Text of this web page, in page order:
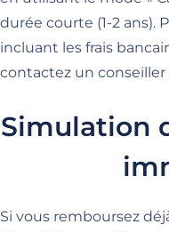
durée courte (1-2 ans).
incluant les frais
contactez un conseiller
Simulation
Si vous remboursez